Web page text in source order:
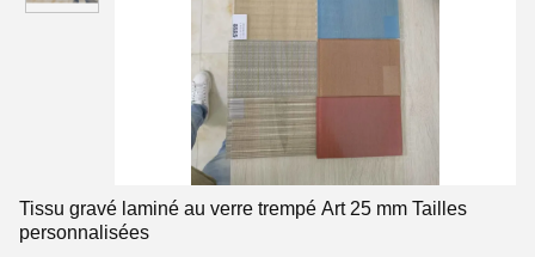
Tissu gravé laminé au verre trempé Art 25 mm Tailles
personnalisées